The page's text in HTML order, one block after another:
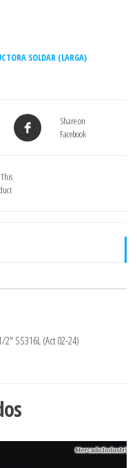
SOLDAR (LARGA)
Share on
Facebook
SS316L (Act 02-24)